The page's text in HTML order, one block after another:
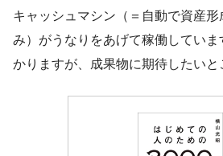
キャッシュマシン（＝自動で資産形
み）がうなりをあげて稼働してい
かりますが、成果物に期待したいと